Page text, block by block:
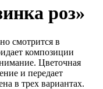
роз»
смотрится в
композиции
Цветочная
и передает
в трех вариантах.